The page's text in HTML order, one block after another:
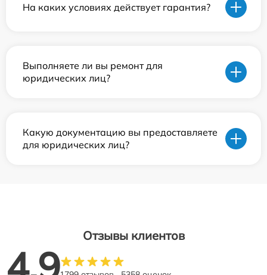
На каких условиях действует гарантия?
Выполняете ли вы ремонт для
юридических лиц?
Какую документацию вы предоставляете
для юридических лиц?
Отзывы клиентов